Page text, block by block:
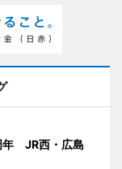
年 JR西・広島